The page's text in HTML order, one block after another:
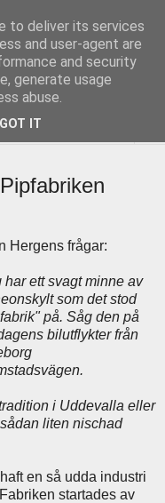
horisont
Hergens frågar:
har ett svagt minne av
som det stod
på. Såg den på
bilutflykter från
i Uddevalla eller
liten nischad
en så udda industri
Fabriken startades av
to deliver its services
and user-agent are
and security
generate usage
abuse.
GOT IT